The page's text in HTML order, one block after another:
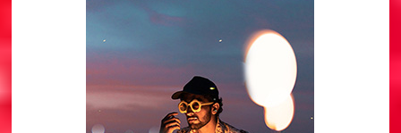
Sidebar